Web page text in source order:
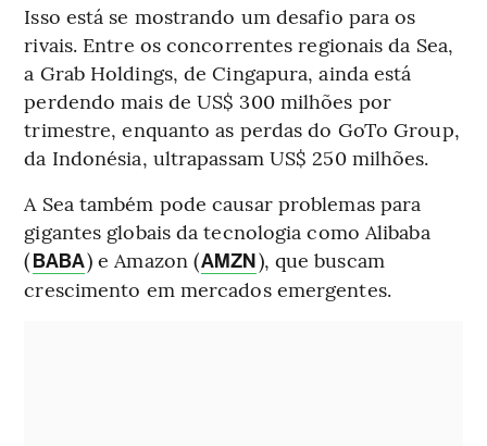
Isso está se mostrando um desafio para os
rivais. Entre os concorrentes regionais da Sea,
a Grab Holdings, de Cingapura, ainda está
perdendo mais de US$ 300 milhões por
trimestre, enquanto as perdas do GoTo Group,
da Indonésia, ultrapassam US$ 250 milhões.
A Sea também pode causar problemas para
gigantes globais da tecnologia como Alibaba
(BABA) e Amazon (AMZN), que buscam
crescimento em mercados emergentes.